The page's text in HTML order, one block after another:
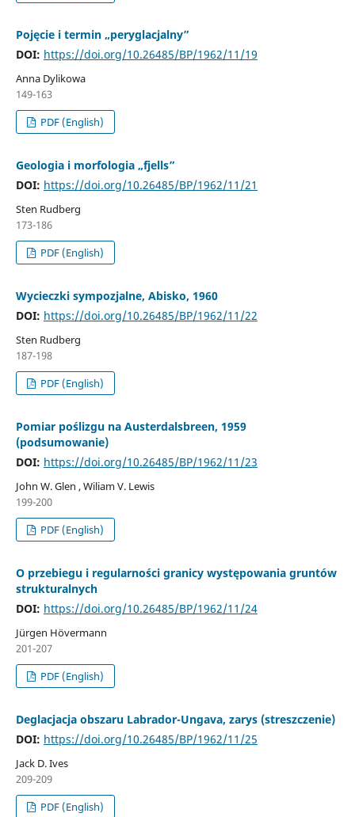
Pojęcie i termin „peryglacjalny”
DOI: https://doi.org/10.26485/BP/1962/11/19
Anna Dylikowa
149-163
PDF (English)
Geologia i morfologia „fjells”
DOI: https://doi.org/10.26485/BP/1962/11/21
Sten Rudberg
173-186
PDF (English)
Wycieczki sympozjalne, Abisko, 1960
DOI: https://doi.org/10.26485/BP/1962/11/22
Sten Rudberg
187-198
PDF (English)
Pomiar poślizgu na Austerdalsbreen, 1959
(podsumowanie)
DOI: https://doi.org/10.26485/BP/1962/11/23
John W. Glen , Wiliam V. Lewis
199-200
PDF (English)
O przebiegu i regularności granicy występowania gruntów
strukturalnych
DOI: https://doi.org/10.26485/BP/1962/11/24
Jürgen Hövermann
201-207
PDF (English)
Deglacjacja obszaru Labrador-Ungava, zarys (streszczenie)
DOI: https://doi.org/10.26485/BP/1962/11/25
Jack D. Ives
209-209
PDF (English)